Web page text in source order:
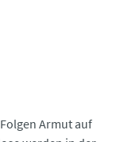
Armut auf